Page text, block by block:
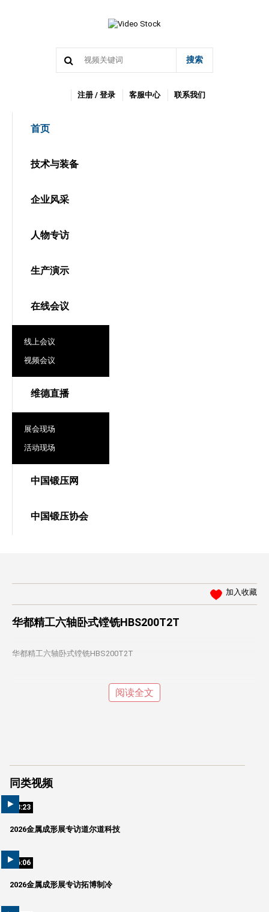
搜索
注册 / 登录 客服中心 联系我们
首页
技术与装备
企业风采
人物专访
生产演示
在线会议
线上会议
视频会议
维德直播
展会现场
活动现场
中国锻压网
中国锻压协会
加入收藏
华都精工六轴卧式镗铣HBS200T2T
华都精工六轴卧式镗铣HBS200T2T
阅读全文
同类视频
03:23
2026金属成形展专访道尔道科技
06:06
2026金属成形展专访拓博制冷